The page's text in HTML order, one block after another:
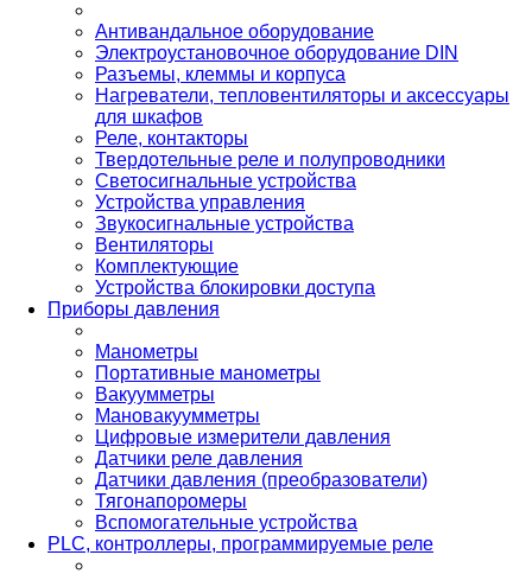
Антивандальное оборудование
Электроустановочное оборудование DIN
Разъемы, клеммы и корпуса
Нагреватели, тепловентиляторы и аксессуары
для шкафов
Реле, контакторы
Твердотельные реле и полупроводники
Светосигнальные устройства
Устройства управления
Звукосигнальные устройства
Вентиляторы
Комплектующие
Устройства блокировки доступа
Приборы давления
Манометры
Портативные манометры
Вакуумметры
Мановакуумметры
Цифровые измерители давления
Датчики реле давления
Датчики давления (преобразователи)
Тягонапоромеры
Вспомогательные устройства
PLС, контроллеры, программируемые реле